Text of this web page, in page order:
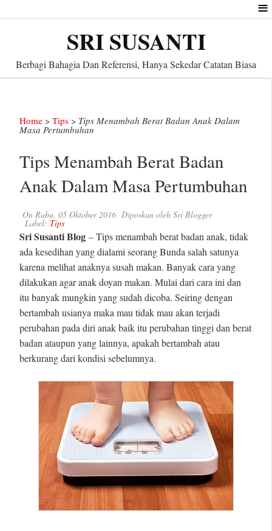
≡
SRI SUSANTI
Berbagi Bahagia Dan Referensi, Hanya Sekedar Catatan Biasa
Home >Tips > Tips Menambah Berat Badan Anak Dalam
Masa Pertumbuhan
Tips Menambah Berat Badan
Anak Dalam Masa Pertumbuhan
On Rabu, 05 Oktober 2016 Diposkan oleh Sri Blogger
Label: Tips
Sri Susanti Blog – Tips menambah berat badan anak, tidak
ada kesedihan yang dialami seorang Bunda salah satunya
karena melihat anaknya susah makan. Banyak cara yang
dilakukan agar anak doyan makan. Mulai dari cara ini dan
itu banyak mungkin yang sudah dicoba. Seiring dengan
bertambah usianya maka mau tidak mau akan terjadi
perubahan pada diri anak baik itu perubahan tinggi dan berat
badan ataupun yang lainnya, apakah bertambah atau
berkurang dari kondisi sebelumnya.